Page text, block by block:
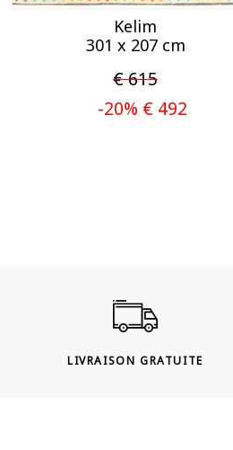
Kelim
301 x 207 cm
€ 615
-20% € 492
LIVRAISON GRATUITE